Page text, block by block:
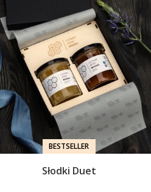
BESTSELLER
Słodki Duet